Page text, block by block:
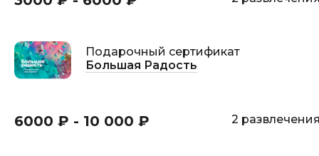
Подарочный сертификат
Большая Радость
6000 ₽ - 10 000 ₽ 2